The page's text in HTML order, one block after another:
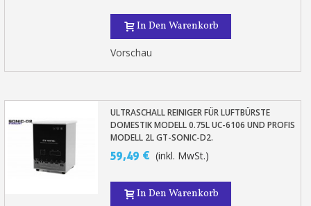
In Den Warenkorb
Vorschau
ULTRASCHALL REINIGER FÜR LUFTBÜRSTE
DOMESTIK MODELL 0.75L UC-6106 UND PROFIS
MODELL 2L GT-SONIC-D2.
59,49 € (inkl. MwSt.)
In Den Warenkorb